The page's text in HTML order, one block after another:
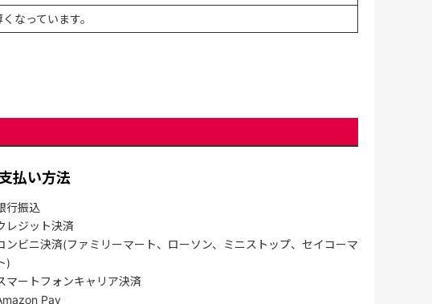
なっています。
払い方法
行振込
レジット決済
ンビニ決済(ファミリーマート、ローソン、ミニストップ、セイコーマ
)
マートフォンキャリア決済
Pay